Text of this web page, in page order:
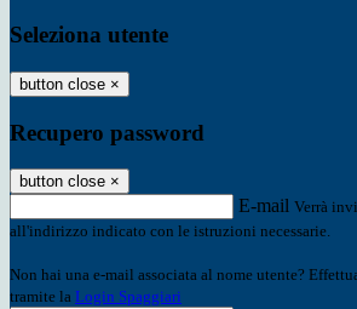
Seleziona utente
button close ×
Recupero password
button close ×
E-mail Verrà
all'indirizzo indicato con le istruzioni necessarie.
Non hai una e-mail associata al nome utente?
tramite la Login Spaggiari